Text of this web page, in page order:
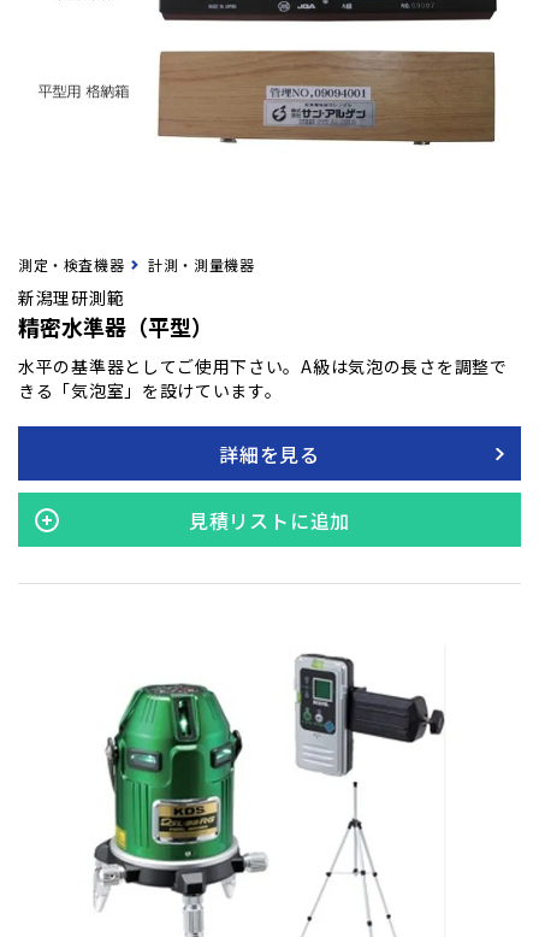
測定・検査機器 計測・測量機器
新潟理研測範
精密水準器（平型）
水平の基準器としてご使用下さい。A級は気泡の長さを調整で
きる「気泡室」を設けています。
詳細を見る
見積リストに追加